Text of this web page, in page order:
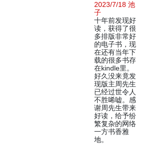
2023/7/18 池
子
十年前发现好
读，获得了很
多排版非常好
的电子书，现
在还有当年下
载的很多书存
在kindle里。
好久没来竟发
现版主周先生
已经过世令人
不胜唏嘘。感
谢周先生带来
好读，给予纷
繁复杂的网络
一方书香雅
地。